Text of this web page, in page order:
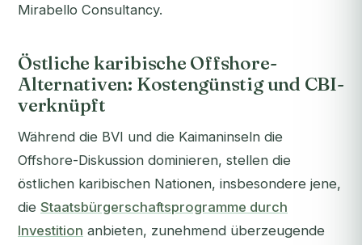
Mirabello Consultancy.
Östliche karibische Offshore-
Alternativen: Kostengünstig und CBI-
verknüpft
Während die BVI und die Kaimaninseln die
Offshore-Diskussion dominieren, stellen die
östlichen karibischen Nationen, insbesondere jene,
die Staatsbürgerschaftsprogramme durch
Investition anbieten, zunehmend überzeugende